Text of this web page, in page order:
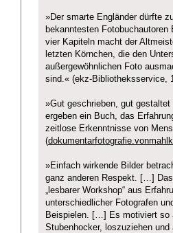
»Der smarte Engländer dürfte
bekanntesten
vier Kapiteln macht der
letzten Körnchen, die den
außergewöhnlichen Foto
sind.« (ekz-Bibliotheksservice,
»Gut geschrieben, gut gestaltet
ergeben ein Buch, das
zeitlose Erkenntnisse von
(
»Einfach wirkende Bilder
ganz anderen Respekt. […]
„lesbarer Workshop“ aus
unterschiedlicher Fotografen
Beispielen. […] Es motiviert so
Stubenhocker, loszuziehen